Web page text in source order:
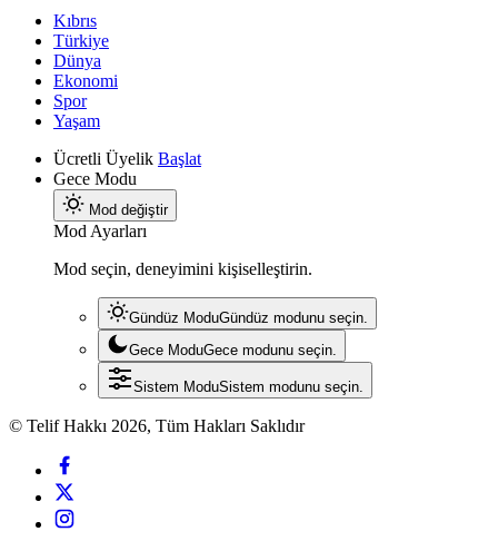
Kıbrıs
Türkiye
Dünya
Ekonomi
Spor
Yaşam
Ücretli Üyelik Başlat
Gece Modu
Mod değiştir
Mod Ayarları
Mod seçin, deneyimini kişiselleştirin.
Gündüz ModuGündüz modunu seçin.
Gece ModuGece modunu seçin.
Sistem ModuSistem modunu seçin.
© Telif Hakkı 2026, Tüm Hakları Saklıdır